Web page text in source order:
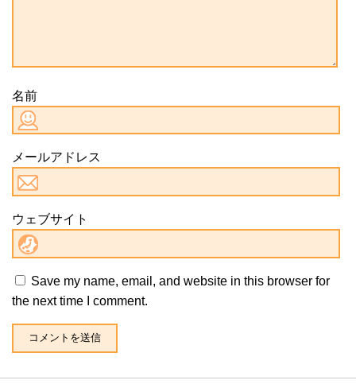
名前
メールアドレス
ウェブサイト
Save my name, email, and website in this browser for
the next time I comment.